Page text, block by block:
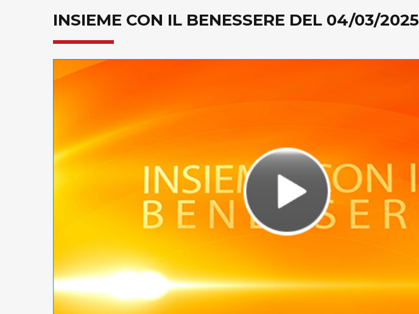
INSIEME CON IL BENESSERE DEL 04/03/2025